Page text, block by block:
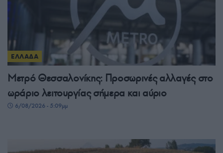
ΕΛΛΑΔΑ
Μετρό Θεσσαλονίκης: Προσωρινές αλλαγές στο
ωράριο λειτουργίας σήμερα και αύριο
6/08/2026 - 5:09μμ